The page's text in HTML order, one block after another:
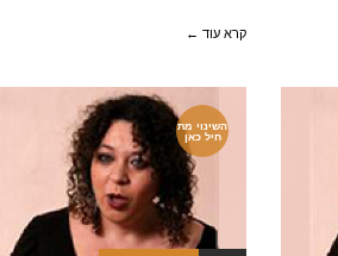
קרא עוד ←
השינוי מת
חיל כאן